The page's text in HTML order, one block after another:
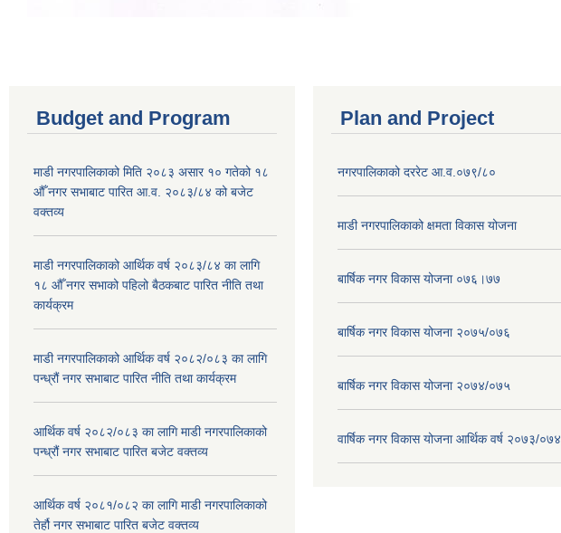
Budget and Program
माडी नगरपालिकाको मिति २०८३ असार १० गतेको १८
औँ नगर सभाबाट पारित आ.व. २०८३/८४ को बजेट
वक्तव्य
माडी नगरपालिकाको आर्थिक वर्ष २०८३/८४ का लागि
१८ औँ नगर सभाको पहिलो बैठकबाट पारित नीति तथा
कार्यक्रम
माडी नगरपालिकाको आर्थिक वर्ष २०८२/०८३ का लागि
पन्ध्रौं नगर सभाबाट पारित नीति तथा कार्यक्रम
आर्थिक वर्ष २०८२/०८३ का लागि माडी नगरपालिकाको
पन्ध्रौं नगर सभाबाट पारित बजेट वक्तव्य
आर्थिक वर्ष २०८१/०८२ का लागि माडी नगरपालिकाको
तेर्हौ नगर सभाबाट पारित बजेट वक्तव्य
Plan and Project
नगरपालिकाको दररेट आ.व.०७९/८०
माडी नगरपालिकाको क्षमता विकास योजना
बार्षिक नगर विकास योजना ०७६।७७
बार्षिक नगर विकास योजना २०७५/०७६
बार्षिक नगर विकास योजना २०७४/०७५
वार्षिक नगर विकास योजना आर्थिक वर्ष २०७३/०७४